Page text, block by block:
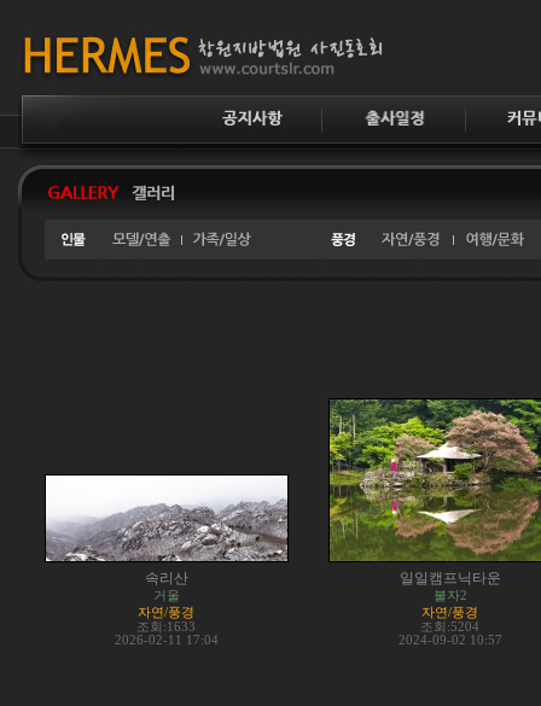
속리산
거울
자연/풍경
조회:1633
2026-02-11 17:04
일일캠프닉타운
불자2
자연/풍경
조회:5204
2024-09-02 10:57